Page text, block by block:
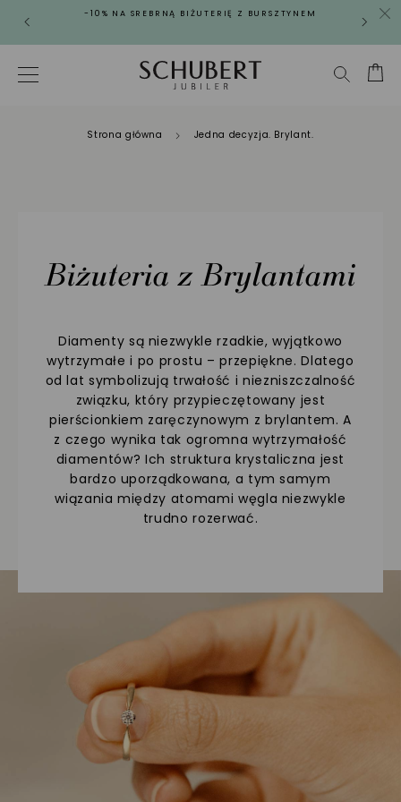
-10% NA SREBRNĄ BIŻUTERIĘ Z BURSZTYNEM
Strona główna Jedna decyzja. Brylant.
Biżuteria z Brylantami
Diamenty są niezwykle rzadkie, wyjątkowo
wytrzymałe i po prostu – przepiękne. Dlatego
od lat symbolizują trwałość i niezniszczalność
związku, który przypieczętowany jest
pierścionkiem zaręczynowym z brylantem. A
z czego wynika tak ogromna wytrzymałość
diamentów? Ich struktura krystaliczna jest
bardzo uporządkowana, a tym samym
wiązania między atomami węgla niezwykle
trudno rozerwać.